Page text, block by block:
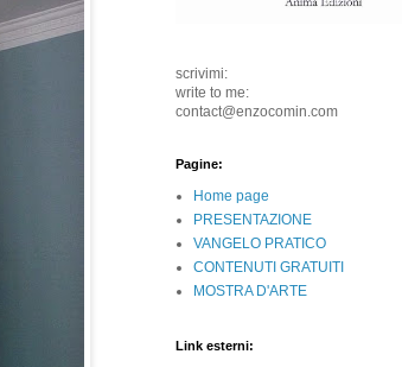
scrivimi:
write to me:
contact@enzocomin.com
Pagine:
Home page
PRESENTAZIONE
VANGELO PRATICO
CONTENUTI GRATUITI
MOSTRA D'ARTE
Link esterni: